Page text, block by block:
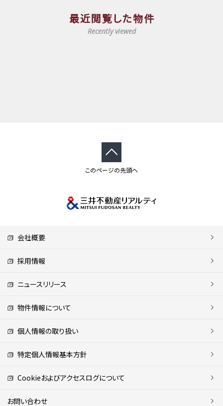
最近閲覧した物件
Recently viewed
このページの先頭へ
会社概要
採用情報
ニュースリリース
物件情報について
個人情報の取り扱い
特定個人情報基本方針
Cookieおよびアクセスログについて
お問い合わせ